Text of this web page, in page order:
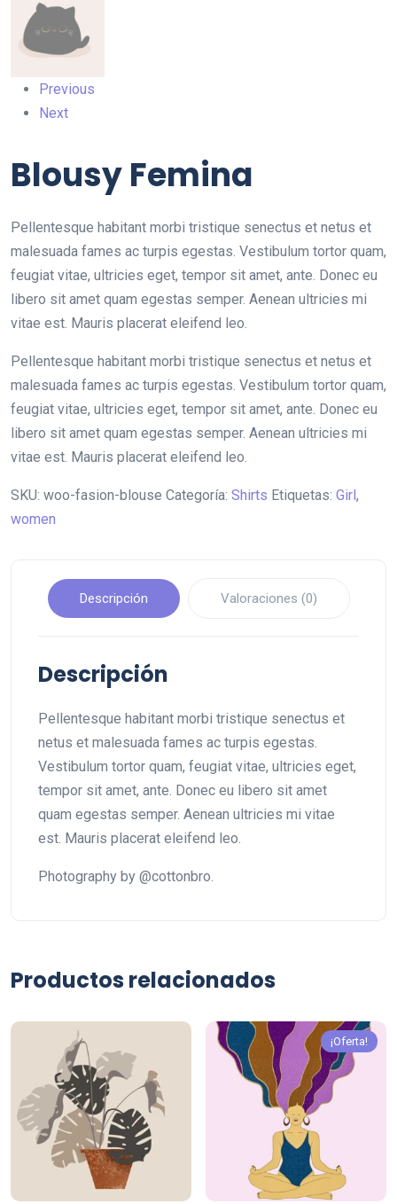
Previous
Next
Blousy Femina
Pellentesque habitant morbi tristique senectus et netus et
malesuada fames ac turpis egestas. Vestibulum tortor quam,
feugiat vitae, ultricies eget, tempor sit amet, ante. Donec eu
libero sit amet quam egestas semper. Aenean ultricies mi
vitae est. Mauris placerat eleifend leo.
Pellentesque habitant morbi tristique senectus et netus et
malesuada fames ac turpis egestas. Vestibulum tortor quam,
feugiat vitae, ultricies eget, tempor sit amet, ante. Donec eu
libero sit amet quam egestas semper. Aenean ultricies mi
vitae est. Mauris placerat eleifend leo.
SKU: woo-fasion-blouse Categoría: Shirts Etiquetas: Girl,
women
Descripción Valoraciones (0)
Descripción
Pellentesque habitant morbi tristique senectus et
netus et malesuada fames ac turpis egestas.
Vestibulum tortor quam, feugiat vitae, ultricies eget,
tempor sit amet, ante. Donec eu libero sit amet
quam egestas semper. Aenean ultricies mi vitae
est. Mauris placerat eleifend leo.
Photography by @cottonbro.
Productos relacionados
¡Oferta!